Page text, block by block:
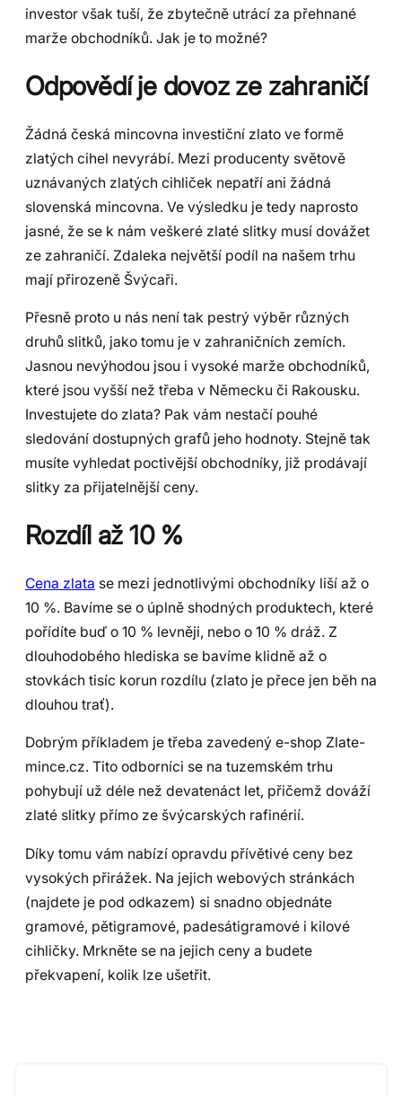
investor však tuší, že zbytečně utrácí za přehnané
marže obchodníků. Jak je to možné?
Odpovědí je dovoz ze zahraničí
Žádná česká mincovna investiční zlato ve formě
zlatých cihel nevyrábí. Mezi producenty světově
uznávaných zlatých cihliček nepatří ani žádná
slovenská mincovna. Ve výsledku je tedy naprosto
jasné, že se k nám veškeré zlaté slitky musí dovážet
ze zahraničí. Zdaleka největší podíl na našem trhu
mají přirozeně Švýcaři.
Přesně proto u nás není tak pestrý výběr různých
druhů slitků, jako tomu je v zahraničních zemích.
Jasnou nevýhodou jsou i vysoké marže obchodníků,
které jsou vyšší než třeba v Německu či Rakousku.
Investujete do zlata? Pak vám nestačí pouhé
sledování dostupných grafů jeho hodnoty. Stejně tak
musíte vyhledat poctivější obchodníky, již prodávají
slitky za přijatelnější ceny.
Rozdíl až 10 %
Cena zlata se mezi jednotlivými obchodníky liší až o
10 %. Bavíme se o úplně shodných produktech, které
pořídíte buď o 10 % levněji, nebo o 10 % dráž. Z
dlouhodobého hlediska se bavíme klidně až o
stovkách tisíc korun rozdílu (zlato je přece jen běh na
dlouhou trať).
Dobrým příkladem je třeba zavedený e-shop Zlate-
mince.cz. Tito odborníci se na tuzemském trhu
pohybují už déle než devatenáct let, přičemž dováží
zlaté slitky přímo ze švýcarských rafinérií.
Díky tomu vám nabízí opravdu přívětivé ceny bez
vysokých přirážek. Na jejich webových stránkách
(najdete je pod odkazem) si snadno objednáte
gramové, pětigramové, padesátigramové i kilové
cihličky. Mrkněte se na jejich ceny a budete
překvapení, kolik lze ušetřit.